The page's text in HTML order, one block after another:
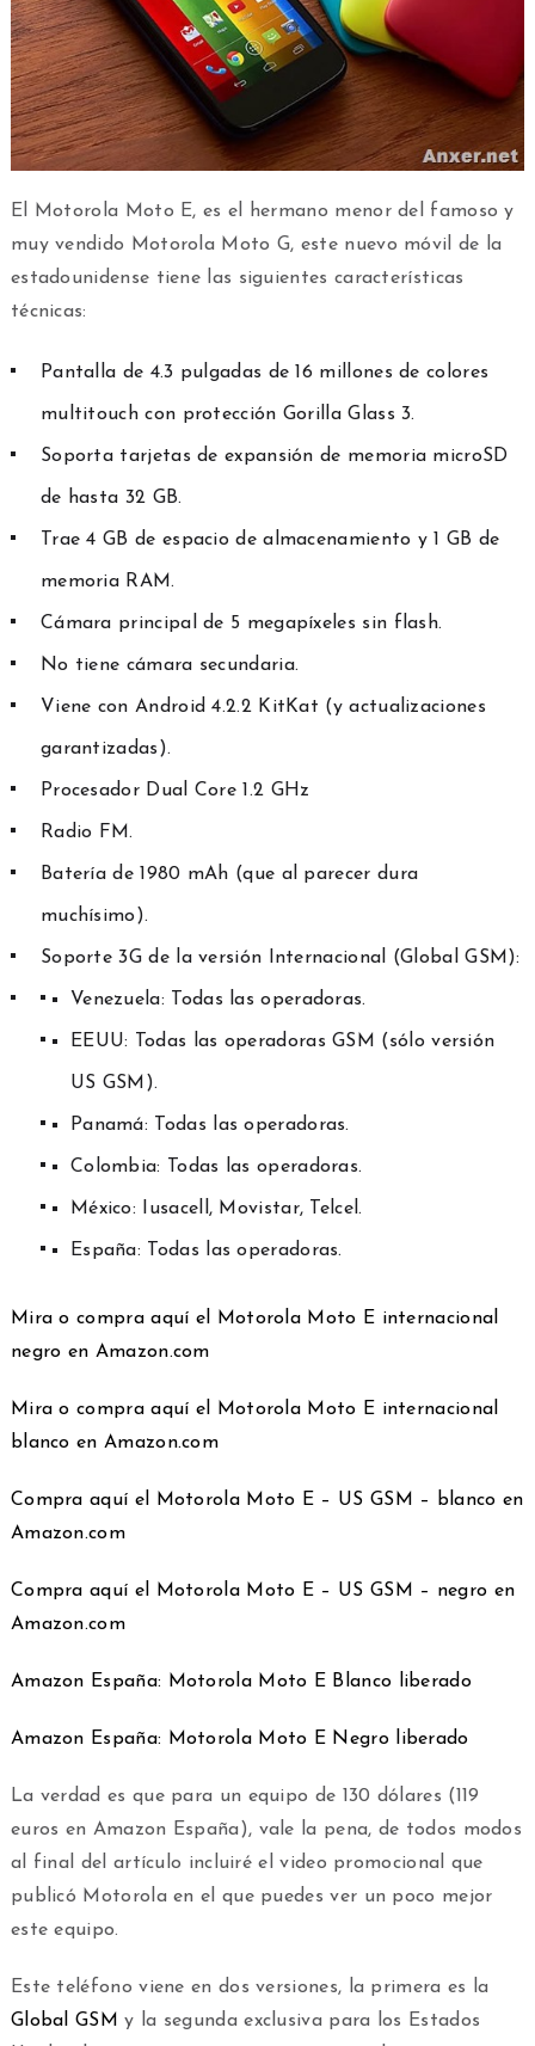
El Motorola Moto E, es el hermano menor del famoso y
muy vendido Motorola Moto G, este nuevo móvil de la
estadounidense tiene las siguientes características
técnicas:
Pantalla de 4.3 pulgadas de 16 millones de colores
multitouch con protección Gorilla Glass 3.
Soporta tarjetas de expansión de memoria microSD
de hasta 32 GB.
Trae 4 GB de espacio de almacenamiento y 1 GB de
memoria RAM.
Cámara principal de 5 megapíxeles sin flash.
No tiene cámara secundaria.
Viene con Android 4.2.2 KitKat (y actualizaciones
garantizadas).
Procesador Dual Core 1.2 GHz
Radio FM.
Batería de 1980 mAh (que al parecer dura
muchísimo).
Soporte 3G de la versión Internacional (Global GSM):
Venezuela: Todas las operadoras.
EEUU: Todas las operadoras GSM (sólo versión
US GSM).
Panamá: Todas las operadoras.
Colombia: Todas las operadoras.
México: Iusacell, Movistar, Telcel.
España: Todas las operadoras.
Mira o compra aquí el Motorola Moto E internacional
negro en Amazon.com
Mira o compra aquí el Motorola Moto E internacional
blanco en Amazon.com
Compra aquí el Motorola Moto E – US GSM – blanco en
Amazon.com
Compra aquí el Motorola Moto E – US GSM – negro en
Amazon.com
Amazon España: Motorola Moto E Blanco liberado
Amazon España: Motorola Moto E Negro liberado
La verdad es que para un equipo de 130 dólares (119
euros en Amazon España), vale la pena, de todos modos
al final del artículo incluiré el video promocional que
publicó Motorola en el que puedes ver un poco mejor
este equipo.
Este teléfono viene en dos versiones, la primera es la
Global GSM y la segunda exclusiva para los Estados